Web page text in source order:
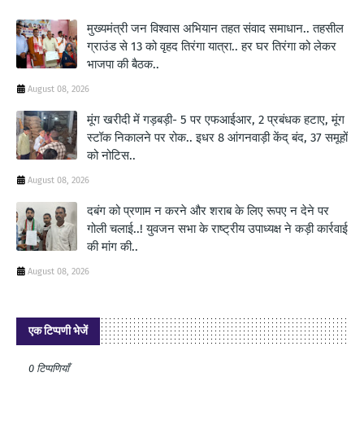
मुख्यमंत्री जन विश्वास अभियान तहत संवाद समाधान.. तहसील
ग्राउंड से 13 को वृहद तिरंगा यात्रा.. हर घर तिरंगा को लेकर
भाजपा की बैठक..
August 08, 2026
मूंग खरीदी में गड़बड़ी- 5 पर एफआईआर, 2 प्रबंधक हटाए, मूंग
स्टॉक निकालने पर रोक.. इधर 8 आंगनवाड़ी केंद् बंद, 37 समूहों
को नोटिस..
August 08, 2026
दबंग को प्रणाम न करने और शराब के लिए रूपए न देने पर
गोली चलाई..! युवजन सभा के राष्ट्रीय उपाध्यक्ष ने कड़ी कार्रवाई
की मांग की..
August 08, 2026
एक टिप्पणी भेजें
0 टिप्पणियाँ